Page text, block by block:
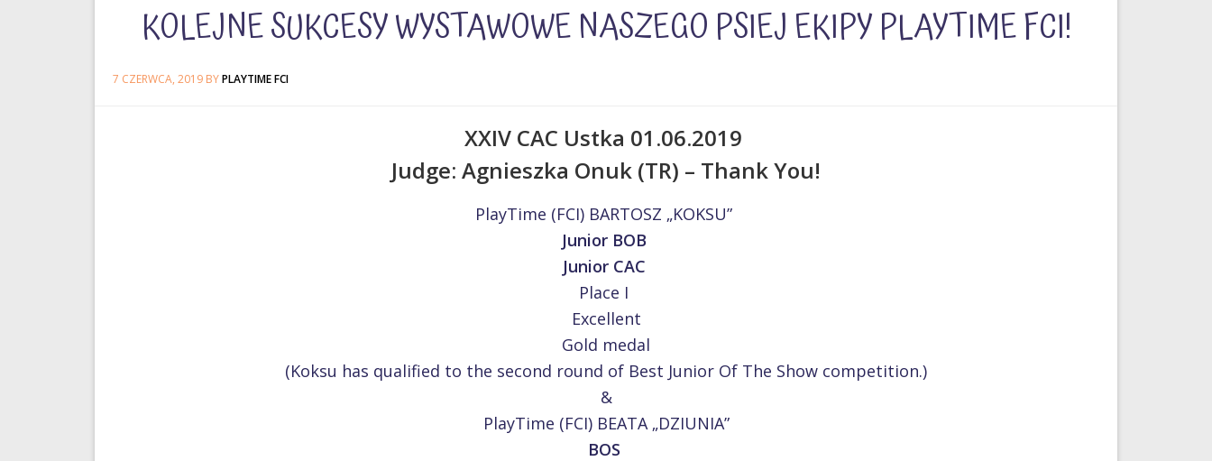
KOLEJNE SUKCESY WYSTAWOWE NASZEGO PSIEJ EKIPY PLAYTIME FCI!
7 CZERWCA, 2019 BYPLAYTIME FCI
XXIV CAC Ustka 01.06.2019
Judge: Agnieszka Onuk (TR) – Thank You!
PlayTime (FCI) BARTOSZ „KOKSU”
Junior BOB
Junior CAC
Place I
Excellent
Gold medal
(Koksu has qualified to the second round of Best Junior Of The Show competition.)
&
PlayTime (FCI) BEATA „DZIUNIA”
BOS